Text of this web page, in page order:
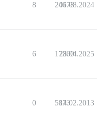
8 24678
01.08.2024
6 17360
28.04.2025
0 5873
14.02.2013